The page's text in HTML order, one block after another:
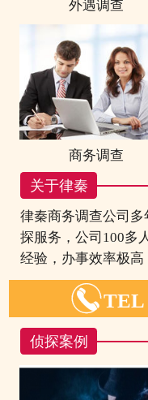
外遇调查
商务调查
关于律秦
律秦商务调查公司
探服务，公司100多
经验，办事效率极高
TEL
侦探案例